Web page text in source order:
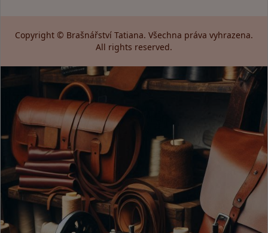
Copyright © Brašnářství Tatiana. Všechna práva vyhrazena.
All rights reserved.